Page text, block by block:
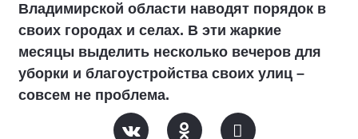
Владимирской области наводят порядок в
своих городах и селах. В эти жаркие
месяцы выделить несколько вечеров для
уборки и благоустройства своих улиц –
совсем не проблема.